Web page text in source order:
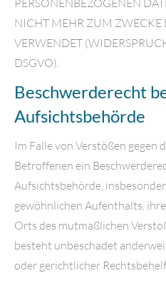
NICHT MEHR ZUM ZWECKE
VERWENDET
DSGVO).
Beschwerde­recht
Aufsichts­behörde
Im Falle von Verstößen gegen
Betroffenen ein
Aufsichtsbehörde,
gewöhnlichen Aufenthalts,
Orts des mutmaßlichen
besteht unbeschadet
oder gerichtlicher